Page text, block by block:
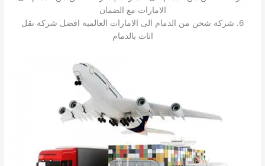
الامارات مع الضمان
6. شركة شحن من الدمام الى الامارات العالمية افضل شركة نقل
اثاث بالدمام